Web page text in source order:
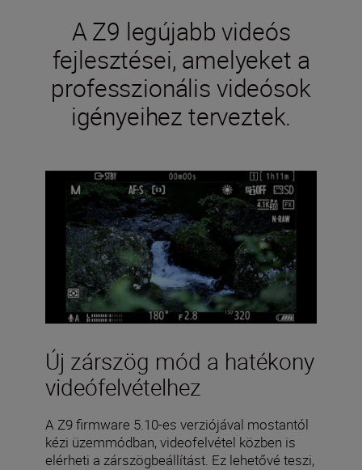
A Z9 legújabb videós
fejlesztései, amelyeket a
professzionális videósok
igényeihez terveztek.
Új zárszög mód a hatékony
videófelvételhez
A Z9 firmware 5.10-es verziójával mostantól
kézi üzemmódban, videofelvétel közben is
elérheti a zárszögbeállítást. Ez lehetővé teszi,